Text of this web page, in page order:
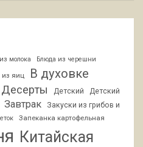
молока Блюда из черешни
яиц В духовке
Десерты Детский
Детский
Завтрак
Закуски из грибов и
Запеканка картофельная
Китайская